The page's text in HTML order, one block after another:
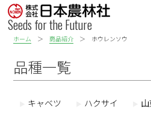
Seeds for the Future
ホーム ＞商品紹介 ＞ ホウレンソウ
品種一覧
キャベツ ハクサイ